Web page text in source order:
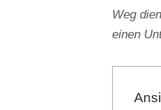
Weg
einen